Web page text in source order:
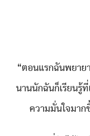
“ตอนแรกฉันพยาย
นานนักฉันก็เรียนรู้
ความมั่นใจมาก